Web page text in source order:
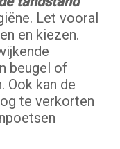
Let vooral
en kiezen.
beugel of
Ook kan de
te verkorten